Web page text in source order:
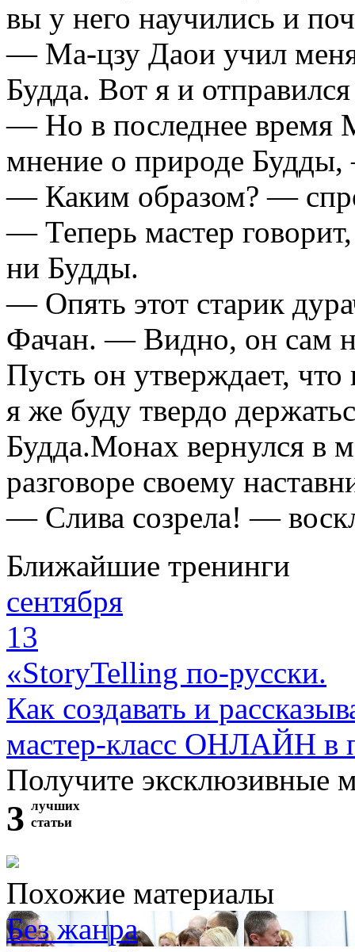
вы у него научились и
— Ма-цзу Даои учил
Будда. Вот я и
— Но в последнее время
мнение о природе
— Каким образом? —
— Теперь мастер
ни Будды.
— Опять этот старик
Фачан. — Видно, он сам
Пусть он утверждает,
я же буду твердо
Будда.Монах вернулся в
разговоре своему
— Слива созрела! —
Ближайшие тренинги
сентября
13
«StoryTelling по-русски.
Как создавать и
мастер-класс ОНЛАЙН в
Получите эксклюзивные
3 лучших
статьи
Похожие материалы
Без жанра